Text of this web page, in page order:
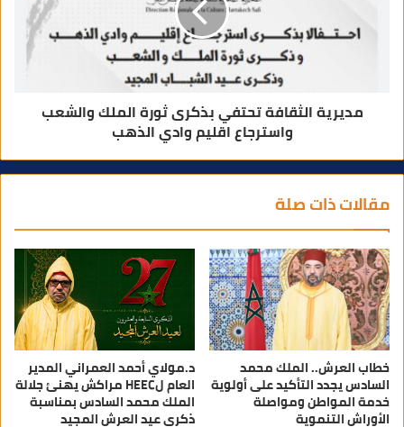
مديرية الثقافة تحتفي بذكرى ثورة الملك والشعب
واسترجاع اقليم وادي الذهب
مقالات ذات صلة
خطاب العرش.. الملك محمد
السادس يجدد التأكيد على أولوية
خدمة المواطن ومواصلة
الأوراش التنموية
د.مولاي أحمد العمراني المدير
العام لHEEC مراكش يهنئ جلالة
الملك محمد السادس بمناسبة
ذكرى عيد العرش المجيد